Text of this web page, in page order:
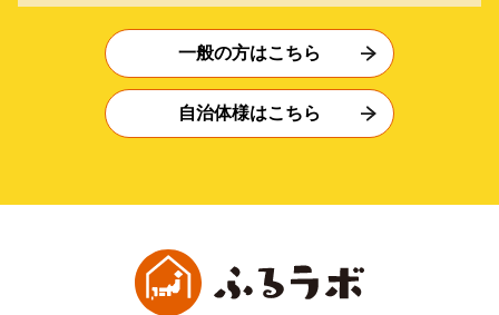
一般の方はこちら
自治体様はこちら